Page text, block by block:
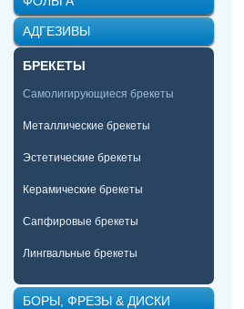
АДГЕЗИВЫ
БРЕКЕТЫ
Самолигирующиеся брекеты
Металлические брекеты
Эстетические брекеты
Керамические брекеты
Сапфировые брекеты
Лингвальные брекеты
БОРЫ, ФРЕЗЫ & ДИСКИ